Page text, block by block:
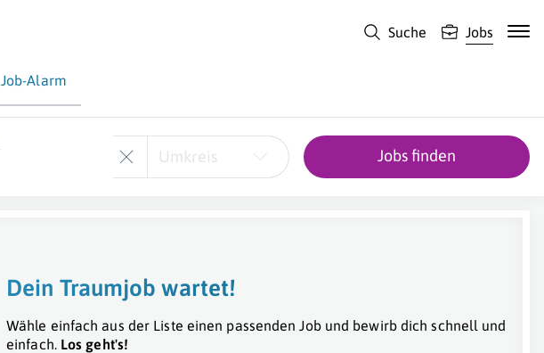
Suche Jobs
Job-Alarm
Umkreis Jobs finden
Dein Traumjob wartet!
Wähle einfach aus der Liste einen passenden Job und bewirb dich schnell und
einfach. Los geht's!